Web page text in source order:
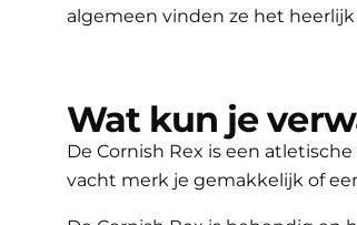
algemeen vinden ze het
Wat kun je
De Cornish Rex is een
vacht merk je gemakkelijk of